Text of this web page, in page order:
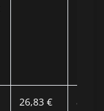
26,83 €
80,50